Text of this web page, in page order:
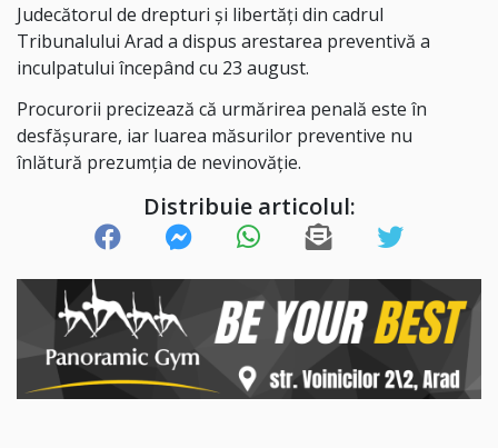
Judecătorul de drepturi și libertăți din cadrul
Tribunalului Arad a dispus arestarea preventivă a
inculpatului începând cu 23 august.
Procurorii precizează că urmărirea penală este în
desfășurare, iar luarea măsurilor preventive nu
înlătură prezumția de nevinovăție.
Distribuie articolul: